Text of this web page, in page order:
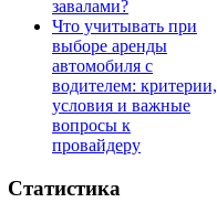
завалами?
Что учитывать при
выборе аренды
автомобиля с
водителем: критерии,
условия и важные
вопросы к
провайдеру
Статистика